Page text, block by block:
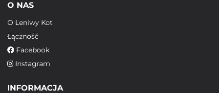
O NAS
O Leniwy Kot
Łączność
Facebook
Instagram
INFORMACJA